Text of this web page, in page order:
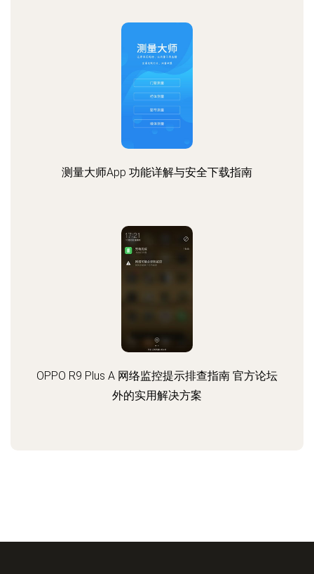
测量大师App 功能详解与安全下载指南
OPPO R9 Plus A 网络监控提示排查指南 官方论坛
外的实用解决方案